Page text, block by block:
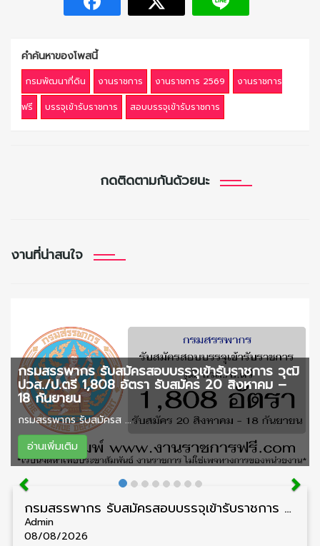
คำค้นหาของโพสนี้
กรมพัฒนาที่ดิน งานราชการ งานราชการ 2569
งานราชการ
ฟรี
บรรจุเข้ารับราชการ สอบบรรจุเข้ารับราชการ
กดติดตามกันด้วยนะ
งานที่น่าสนใจ
กรมสรรพากร รับสมัครสอบบรรจุเข้ารับราชการ วุฒิ
ปวส./ป.ตรี 1,808 อัตรา รับสมัคร 20 สิงหาคม –
18 กันยายน
กรมสรรพากร รับสมัครส ...
อ่านเพิ่มเติม
กรมสรรพากร รับสมัครสอบบรรจุเข้ารับราชการ วุฒิ ปวส./ป.ตรี 1,808 อัตรา รับสมัคร 20 สิงหาคม – 18 กันยายน
Admin
08/08/2026